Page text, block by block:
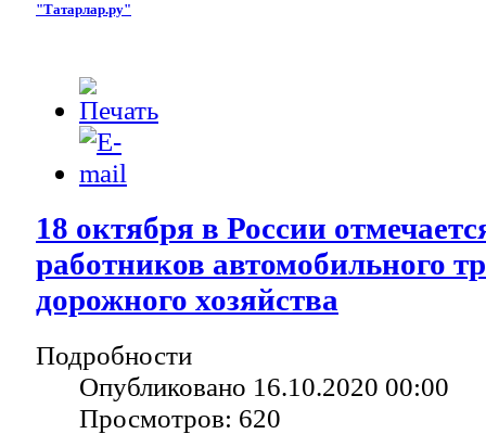
"Татарлар.ру"
18 октября в России
работников автомобильного
дорожного хозяйства
Подробности
Опубликовано 16.10.2020 00:00
Просмотров: 620